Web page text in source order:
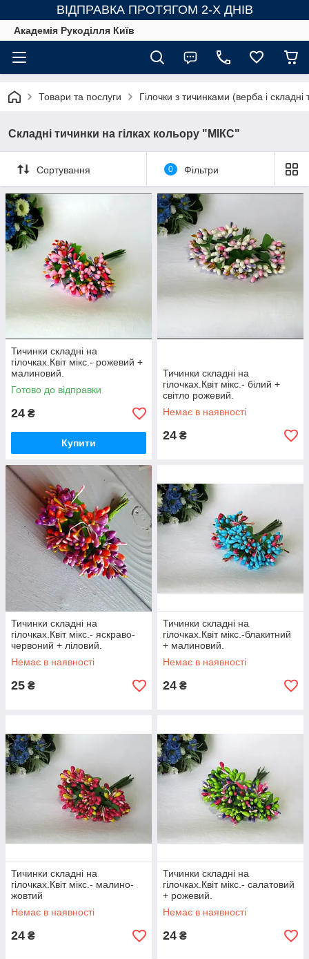
ВІДПРАВКА ПРОТЯГОМ 2-Х ДНІВ
Академія Рукоділля Київ
Товари та послуги Гілочки з тичинками (верба і складні
Складні тичинки на гілках кольору "МІКС"
Сортування 0 Фільтри
Тичинки складні на
гілочках.Квіт мікс.- рожевий +
малиновий.
Готово до відправки
24 ₴
Купити
Тичинки складні на
гілочках.Квіт мікс.- білий +
світло рожевий.
Немає в наявності
24 ₴
Тичинки складні на
гілочках.Квіт мікс.- яскраво-
червоний + ліловий.
Немає в наявності
25 ₴
Тичинки складні на
гілочках.Квіт мікс.-блакитний
+ малиновий.
Немає в наявності
24 ₴
Тичинки складні на
гілочках.Квіт мікс.- малино-
жовтий
Немає в наявності
24 ₴
Тичинки складні на
гілочках.Квіт мікс.- салатовий
+ рожевий.
Немає в наявності
24 ₴